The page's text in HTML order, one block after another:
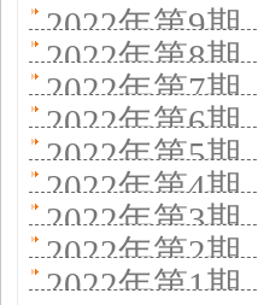
2022年第9期
2022年第8期
2022年第7期
2022年第6期
2022年第5期
2022年第4期
2022年第3期
2022年第2期
2022年第1期